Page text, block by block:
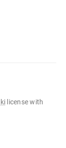
license with